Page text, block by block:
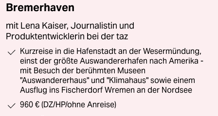
Bremerhaven
mit Lena Kaiser, Journalistin und
Produktentwicklerin bei der taz
Kurzreise in die Hafenstadt an der Wesermündung,
einst der größte Auswandererhafen nach Amerika -
mit Besuch der berühmten Museen
"Auswandererhaus" und "Klimahaus" sowie einem
Ausflug ins Fischerdorf Wremen an der Nordsee
960 € (DZ/HP/ohne Anreise)